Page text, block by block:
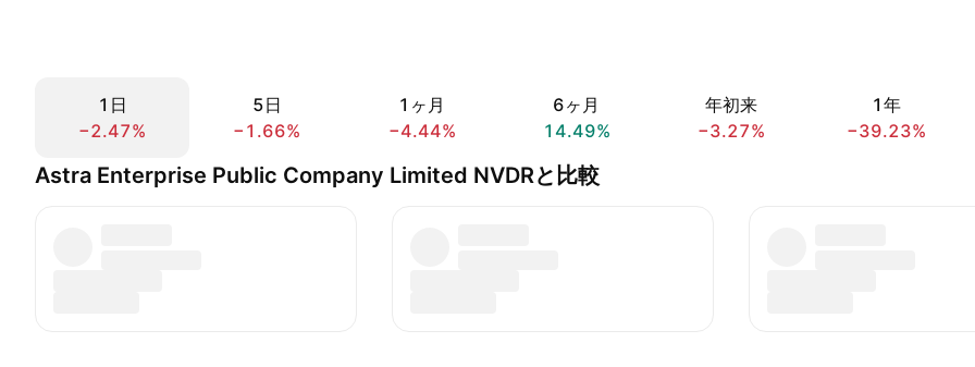
1日
−2.47%
5日
−1.66%
1ヶ月
−4.44%
6ヶ月
14.49%
年初来
−3.27%
1年
−39.23%
Astra Enterprise Public Company Limited NVDRと比較